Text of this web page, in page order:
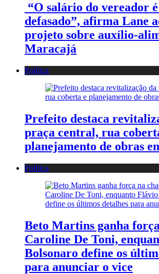
“O salário do vereador
defasado”, afirma Lane
projeto sobre auxílio-
Maracajá
Política
Prefeito destaca
praça central, rua
planejamento de obras
Política
Beto Martins ganha
Caroline De Toni,
Bolsonaro define os
para anunciar o vice